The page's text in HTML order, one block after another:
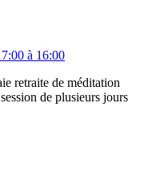
à 16:00
retraite de méditation
de plusieurs jours